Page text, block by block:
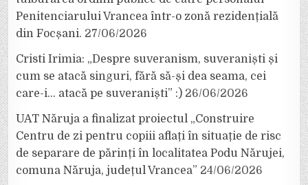
Penitenciarului Vrancea într-o zonă rezidențială
din Focșani. 27/06/2026
Cristi Irimia: „Despre suveranism, suveraniști și
cum se atacă singuri, fără să-și dea seama, cei
care-i… atacă pe suveraniști” :) 26/06/2026
UAT Năruja a finalizat proiectul „Construire
Centru de zi pentru copiii aflați în situație de risc
de separare de părinți în localitatea Podu Nărujei,
comuna Năruja, județul Vrancea” 24/06/2026